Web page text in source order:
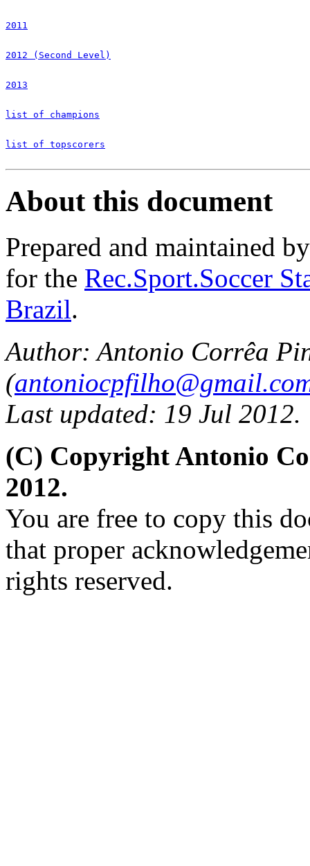
2011
2012 (Second Level)
2013
list of champions
list of topscorers
About this document
Prepared and maintained
for the Rec.Sport.Soccer
Brazil.
Author: Antonio Corrêa
(
Last updated: 19 Jul 2012.
(C) Copyright Antonio
2012.
You are free to copy this
that proper
rights reserved.